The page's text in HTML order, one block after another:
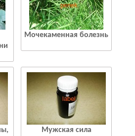
Мочекаменная болезнь
Мужская сила